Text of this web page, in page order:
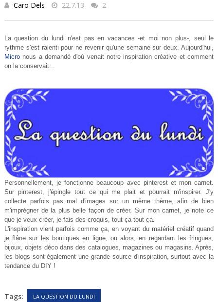
Caro Dels 22.7.13 2
La question du lundi n'est pas en vacances -et moi non plus-, seul le
rythme s'est ralenti pour ne revenir qu'une semaine sur deux. Aujourd'hui,
Micronous a demandé d'où venait notre inspiration créative et comment
on la conservait...
Personnellement, je fonctionne beaucoup avec pinterest et mon carnet.
Sur pinterest, j'épingle tout ce qui me plait et pourrait m'inspirer. J'y
collecte parfois pas mal d'images sur un même thème, afin de bien
m'imprégner de la plus belle façon de créer. Sur mon carnet, je note ce
que je veux créer, je fais des croquis, tout ça tout ça.
L'inspiration vient parfois comme ça, en voyant du matériel créatif quand
je flâne sur les boutiques en ligne, ou alors, en regardant les fringues,
bijoux, objets déco dans des catalogues, magazines ou magasins. Après,
les blogs sont également une grande source d'inspiration, surtout avec la
tendance du DIY !
Tags: LA QUESTION DU LUNDI